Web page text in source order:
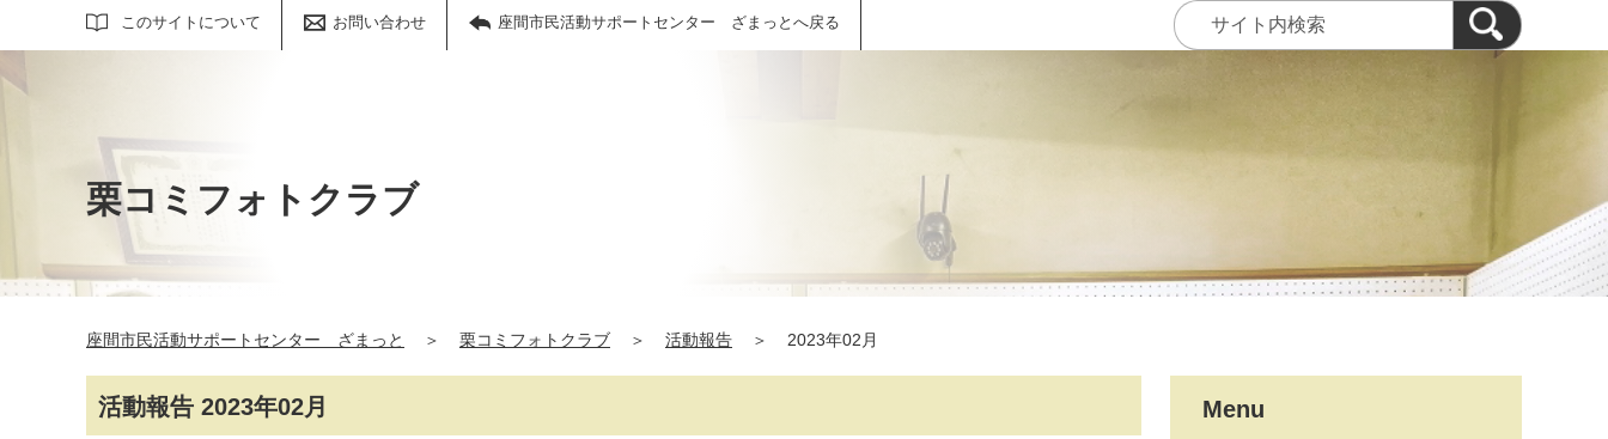
このサイトについて お問い合わせ 座間市民活動サポートセンター ざまっとへ戻る
サイト内検索
栗コミフォトクラブ
座間市民活動サポートセンター ざまっと ＞ 栗コミフォトクラブ ＞ 活動報告 ＞ 2023年02月
活動報告 2023年02月 Menu